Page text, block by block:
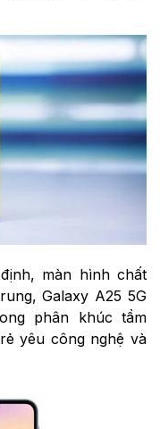
màn hình chất
Galaxy A25 5G
phân khúc tầm
yêu công nghệ và